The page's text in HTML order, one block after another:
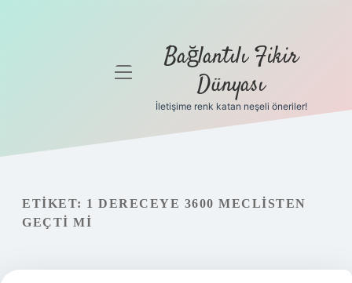
Gizlilik
Yasal Uyarı
menüyü
Bağlantılı Fikir
Dünyası
İletişime renk katan neşeli öneriler!
ETIKET: 1 DERECEYE 3600 MECLISTEN
GEÇTI MI